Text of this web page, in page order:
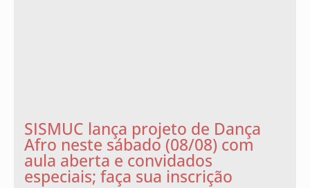
SISMUC lança projeto de Dança
Afro neste sábado (08/08) com
aula aberta e convidados
especiais; faça sua inscrição